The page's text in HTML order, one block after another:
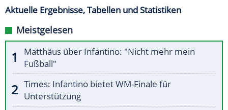
Aktuelle Ergebnisse, Tabellen und Statistiken
Meistgelesen
Matthäus über Infantino: "Nicht mehr mein
Fußball"
Times: Infantino bietet WM-Finale für
Unterstützung